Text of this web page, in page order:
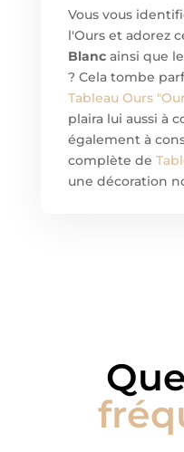
Vous vous
l'Ours et adorez
Blancainsi que
? Cela tombe
Tableau Ours
plaira lui aussi à
également à
complète de
une décoration